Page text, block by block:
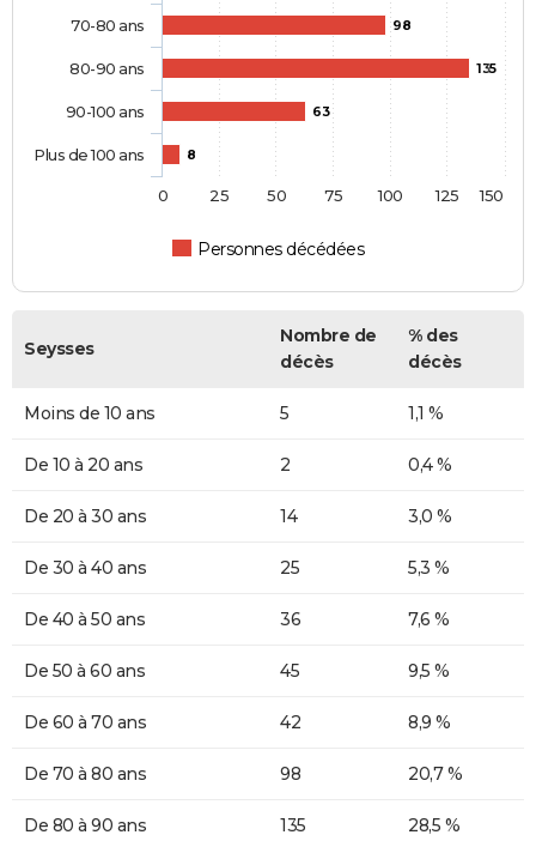
98
135
63
8
Personnes décédées
70-80 ans
80-90 ans
90-100 ans
Plus de 100 ans
0 25 50 75 100 125 150
Seysses
Nombre de
décès
% des
décès
Moins de 10 ans 5 1,1 %
De 10 à 20 ans 2 0,4 %
De 20 à 30 ans 14 3,0 %
De 30 à 40 ans 25 5,3 %
De 40 à 50 ans 36 7,6 %
De 50 à 60 ans 45 9,5 %
De 60 à 70 ans 42 8,9 %
De 70 à 80 ans 98 20,7 %
De 80 à 90 ans 135 28,5 %